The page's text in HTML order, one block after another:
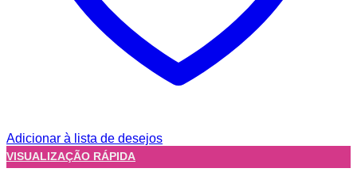
Adicionar à lista de desejos
VISUALIZAÇÃO RÁPIDA